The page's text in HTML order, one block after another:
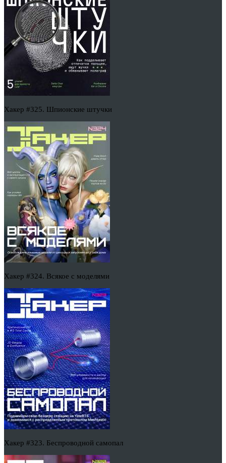
Хакер #325. Шпионские штучки
Хакер #324. Всякое с моделями
Хакер #323. Беспроводной самопал